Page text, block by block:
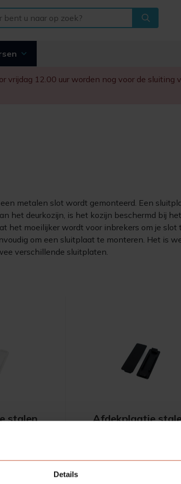
Details
vrijdag 12.00 uur worden nog voor de sluiting
metalen slot wordt gemonteerd. Een
het deurkozijn, is het kozijn beschermd bij
het moeilijker wordt voor inbrekers om je
om een sluitplaat te monteren. Het is
verschillende sluitplaten.
stalen
Afdekplaatje
Zwart